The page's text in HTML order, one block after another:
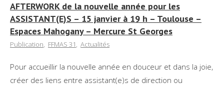
AFTERWORK de la nouvelle année pour les
ASSISTANT(E)S – 15 janvier à 19 h – Toulouse –
Espaces Mahogany – Mercure St Georges
Publication, FFMAS 31, Actualités
Pour accueillir la nouvelle année en douceur et dans la joie,
créer des liens entre assistant(e)s de direction ou